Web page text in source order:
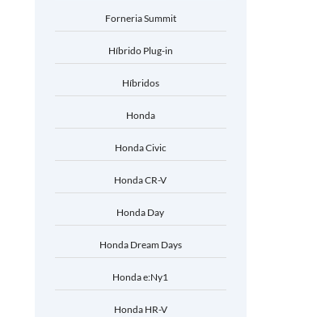
Forneria Summit
Híbrido Plug-in
Híbridos
Honda
Honda Civic
Honda CR-V
Honda Day
Honda Dream Days
Honda e:Ny1
Honda HR-V